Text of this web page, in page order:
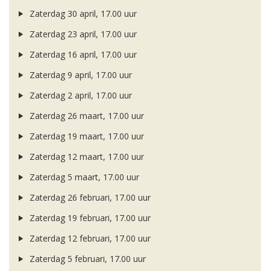
Zaterdag 30 april, 17.00 uur
Zaterdag 23 april, 17.00 uur
Zaterdag 16 april, 17.00 uur
Zaterdag 9 april, 17.00 uur
Zaterdag 2 april, 17.00 uur
Zaterdag 26 maart, 17.00 uur
Zaterdag 19 maart, 17.00 uur
Zaterdag 12 maart, 17.00 uur
Zaterdag 5 maart, 17.00 uur
Zaterdag 26 februari, 17.00 uur
Zaterdag 19 februari, 17.00 uur
Zaterdag 12 februari, 17.00 uur
Zaterdag 5 februari, 17.00 uur